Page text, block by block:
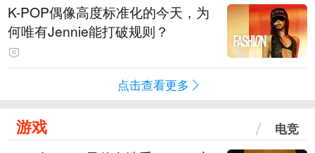
K-POP偶像高度标准化的今天，为
何唯有Jennie能打破规则？
点击查看更多
游戏 电竞